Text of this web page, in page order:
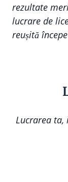
rezultate
lucrare de
reușită
Lucrarea